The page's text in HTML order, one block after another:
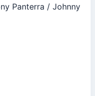
Panterra / Johnny